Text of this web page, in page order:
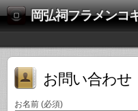
岡弘祠フラメンコギター教
お問い合わせ
お名前 (必須)